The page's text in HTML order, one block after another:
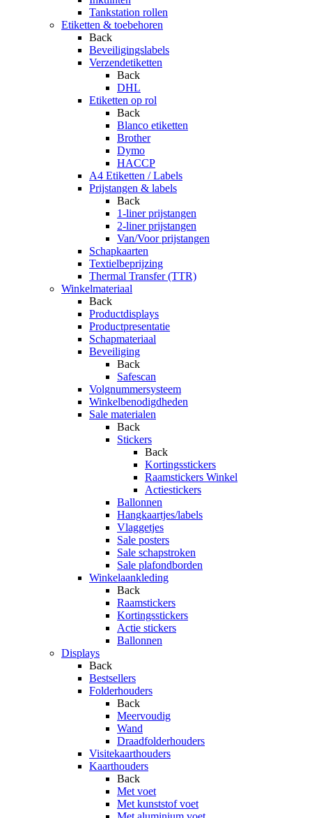
Tankstation rollen
Etiketten & toebehoren
Back
Beveiligingslabels
Verzendetiketten
Back
DHL
Etiketten op rol
Back
Blanco etiketten
Brother
Dymo
HACCP
A4 Etiketten / Labels
Prijstangen & labels
Back
1-liner prijstangen
2-liner prijstangen
Van/Voor prijstangen
Schapkaarten
Textielbeprijzing
Thermal Transfer (TTR)
Winkelmateriaal
Back
Productdisplays
Productpresentatie
Schapmateriaal
Beveiliging
Back
Safescan
Volgnummersysteem
Winkelbenodigdheden
Sale materialen
Back
Stickers
Back
Kortingsstickers
Raamstickers Winkel
Actiestickers
Ballonnen
Hangkaartjes/labels
Vlaggetjes
Sale posters
Sale schapstroken
Sale plafondborden
Winkelaankleding
Back
Raamstickers
Kortingsstickers
Actie stickers
Ballonnen
Displays
Back
Bestsellers
Folderhouders
Back
Meervoudig
Wand
Draadfolderhouders
Visitekaarthouders
Kaarthouders
Back
Met voet
Met kunststof voet